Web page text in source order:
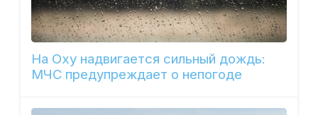
На Оху надвигается сильный дождь:
МЧС предупреждает о непогоде